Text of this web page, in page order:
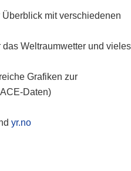
mit verschiedenen
Weltraumwetter und
Grafiken zur
Daten)
yr.no